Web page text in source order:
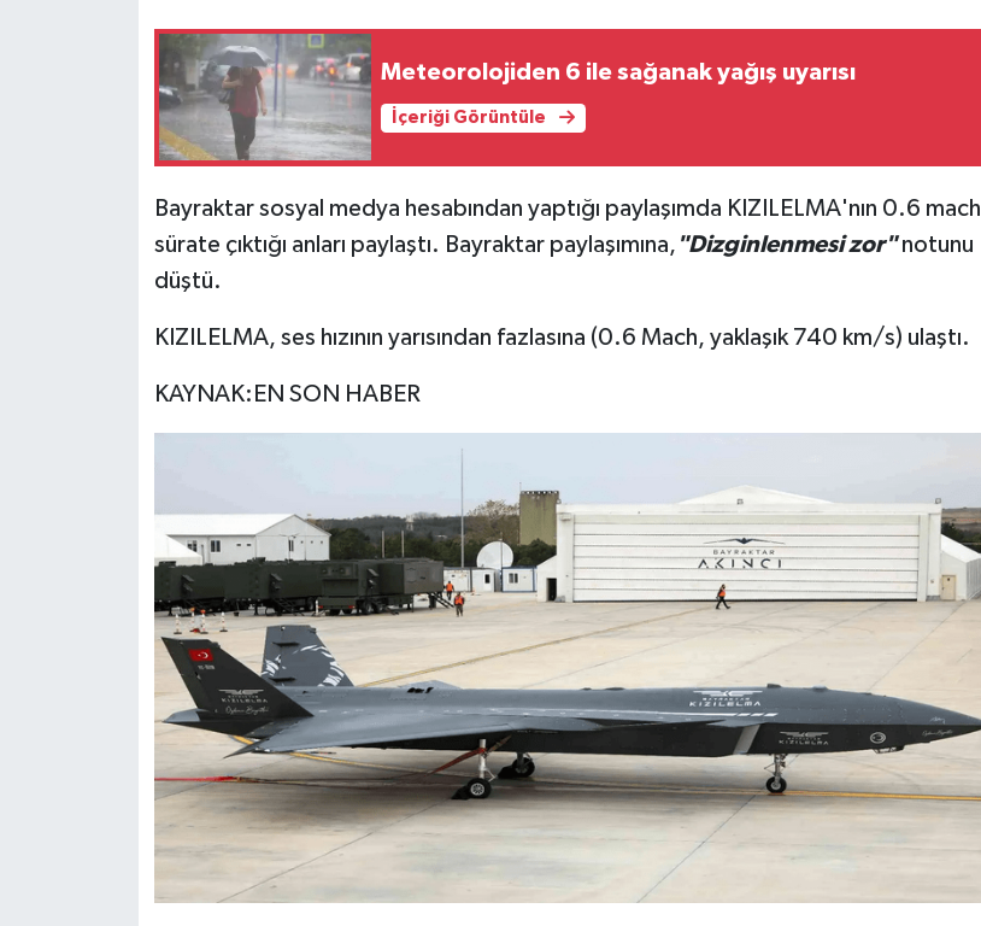
Meteorolojiden 6 ile sağanak yağış uyarısı
İçeriği Görüntüle
Bayraktar sosyal medya hesabından yaptığı paylaşımda KIZILELMA'nın 0.6 mach
sürate çıktığı anları paylaştı. Bayraktar paylaşımına, "Dizginlenmesi zor"notunu
düştü.
KIZILELMA, ses hızının yarısından fazlasına (0.6 Mach, yaklaşık 740 km/s) ulaştı.
KAYNAK:EN SON HABER